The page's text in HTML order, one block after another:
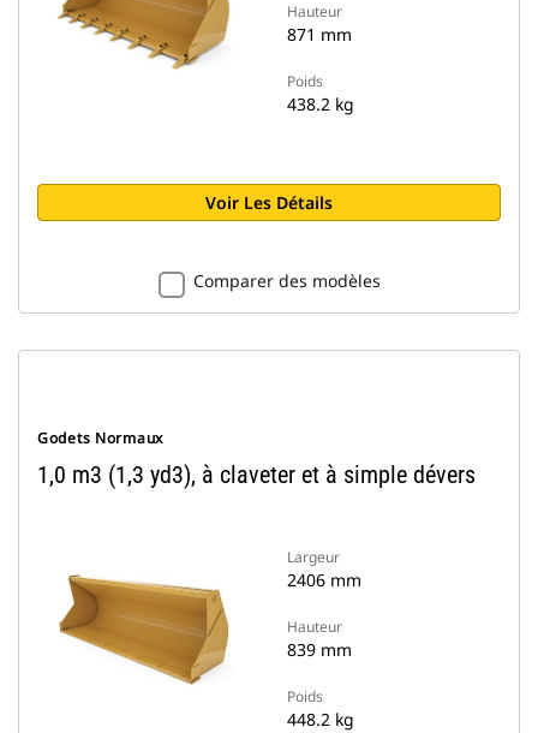
Hauteur
871 mm
Poids
438.2 kg
Voir Les Détails
Comparer des modèles
Godets Normaux
1,0 m3 (1,3 yd3), à claveter et à simple dévers
Largeur
2406 mm
Hauteur
839 mm
Poids
448.2 kg